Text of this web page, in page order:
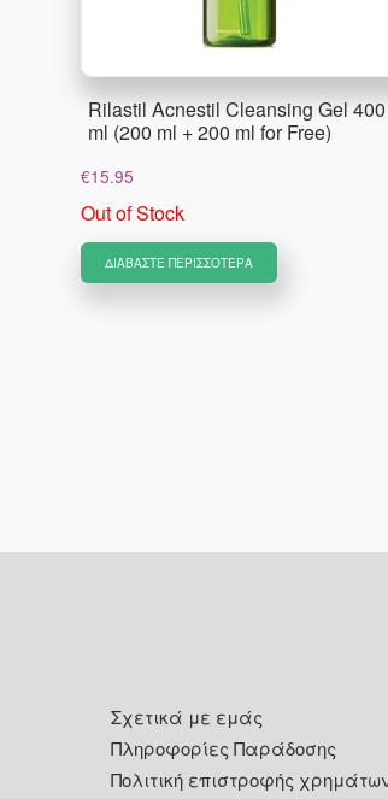
Rilastil Acnestil Cleansing Gel 400
ml (200 ml + 200 ml for Free)
€15.95
Out of Stock
ΔΙΑΒΆΣΤΕ ΠΕΡΙΣΣΌΤΕΡΑ
FooterΣχετικά με εμάς
Πληροφορίες Παράδοσης
Πολιτική επιστροφής